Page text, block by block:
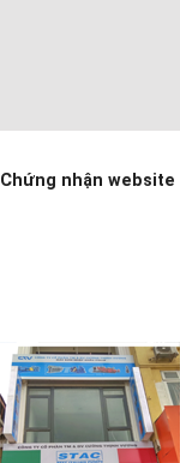
Chứng nhận website